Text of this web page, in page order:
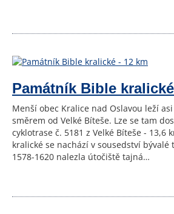
Památník Bible
Menší obec Kralice nad Oslavou leží
směrem od Velké Bíteše. Lze se tam
cyklotrase č. 5181 z Velké Bíteše - 13,6
kralické se nachází v sousedství bývalé
1578-1620 nalezla útočiště tajná…